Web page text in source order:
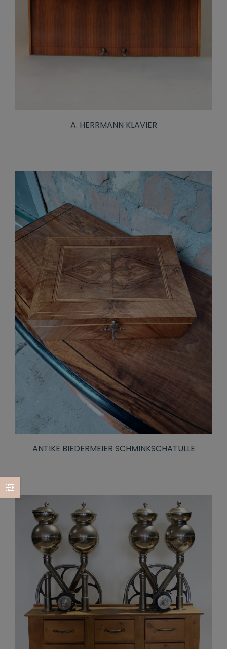
A. HERRMANN KLAVIER
ANTIKE BIEDERMEIER SCHMINKSCHATULLE